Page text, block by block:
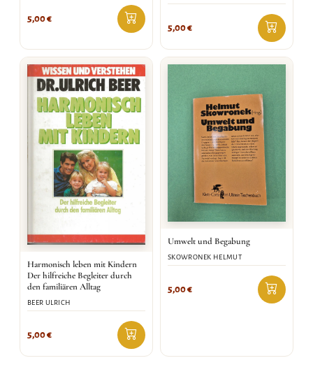
5,00€
5,00€
Harmonisch leben mit Kindern
Der hilfreiche Begleiter durch
den familiären Alltag
BEER ULRICH
5,00€
Umwelt und Begabung
SKOWRONEK HELMUT
5,00€